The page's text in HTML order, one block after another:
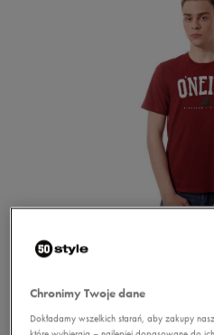
Chronimy Twoje dane
Dokładamy wszelkich starań, aby zakupy